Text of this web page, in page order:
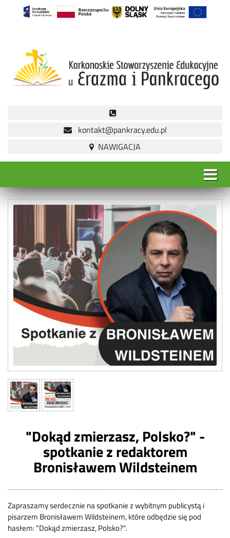
kontakt@pankracy.edu.pl
"Dokąd zmierzasz, Polsko?" -
spotkanie z redaktorem
Bronisławem Wildsteinem
Zapraszamy serdecznie na spotkanie z wybitnym publicystą i
pisarzem Bronisławem Wildsteinem, które odbędzie się pod
hasłem: "Dokąd zmierzasz, Polsko?".